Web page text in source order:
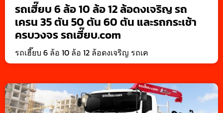
รถเฮี๊ยบ 6 ล้อ 10 ล้อ 12 ล้อดงเจริญ รถ
เครน 35 ตัน 50 ตัน 60 ตัน และรถกระเช้า
ครบวงจร รถเฮี๊ยบ.com
รถเฮี๊ยบ 6 ล้อ 10 ล้อ 12 ล้อดงเจริญ รถเค